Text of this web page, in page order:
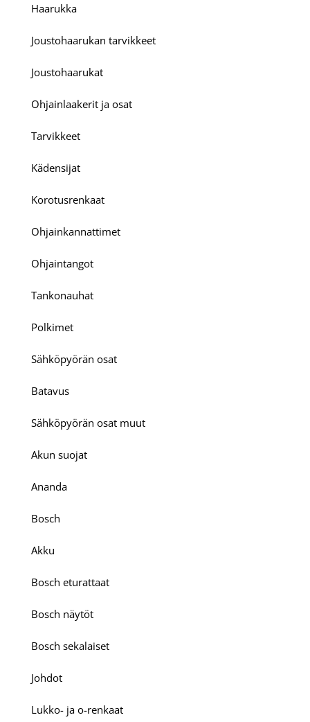
Haarukka
Joustohaarukan tarvikkeet
Joustohaarukat
Ohjainlaakerit ja osat
Tarvikkeet
Kädensijat
Korotusrenkaat
Ohjainkannattimet
Ohjaintangot
Tankonauhat
Polkimet
Sähköpyörän osat
Batavus
Sähköpyörän osat muut
Akun suojat
Ananda
Bosch
Akku
Bosch eturattaat
Bosch näytöt
Bosch sekalaiset
Johdot
Lukko- ja o-renkaat